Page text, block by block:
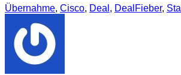
Übernahme, Cisco, Deal , DealFieber,